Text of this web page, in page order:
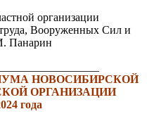
организации
Вооруженных Сил и
Панарин
НОВОСИБИРСКОЙ
ОРГАНИЗАЦИИ
года